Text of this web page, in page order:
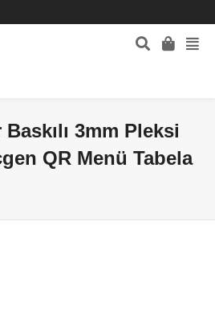
3mm Pleksi
QR Menü Tabela